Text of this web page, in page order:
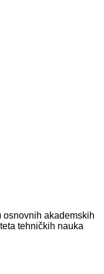
osnovnih akademskih
tehničkih nauka